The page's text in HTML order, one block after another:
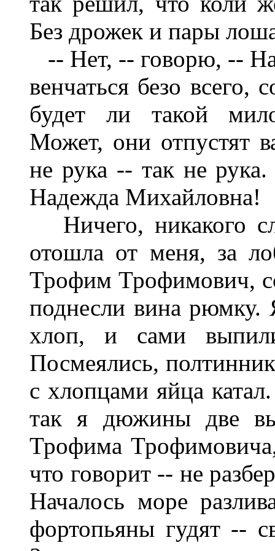
Без дрожек и пары
-- Нет, -- говорю, --
венчаться безо всего,
будет ли такой
Может, они отпустят
не рука -- так не
Надежда Михайловна!
Ничего, никакого
отошла от меня, за
Трофим Трофимович,
поднесли вина рюмку.
хлоп, и сами
Посмеялись,
с хлопцами яйца
так я дюжины две
Трофима
что говорит -- не
Началось море
фортопьяны гудят --